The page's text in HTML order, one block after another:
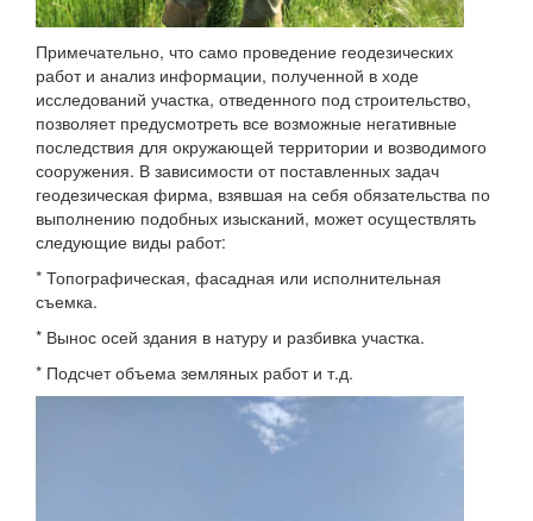
Примечательно, что само проведение геодезических
работ и анализ информации, полученной в ходе
исследований участка, отведенного под строительство,
позволяет предусмотреть все возможные негативные
последствия для окружающей территории и возводимого
сооружения. В зависимости от поставленных задач
геодезическая фирма, взявшая на себя обязательства по
выполнению подобных изысканий, может осуществлять
следующие виды работ:
* Топографическая, фасадная или исполнительная
съемка.
* Вынос осей здания в натуру и разбивка участка.
* Подсчет объема земляных работ и т.д.